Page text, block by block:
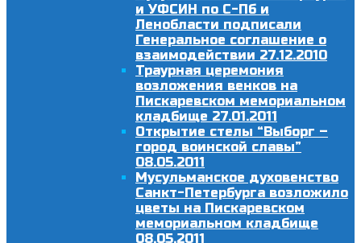
и УФСИН по С-Пб и
Ленобласти подписали
Генеральное соглашение о
взаимодействии 27.12.2010
Траурная церемония
возложения венков на
Пискаревском мемориальном
кладбище 27.01.2011
Открытие стелы “Выборг –
город воинской славы”
08.05.2011
Мусульманское духовенство
Санкт-Петербурга возложило
цветы на Пискаревском
мемориальном кладбище
08.05.2011